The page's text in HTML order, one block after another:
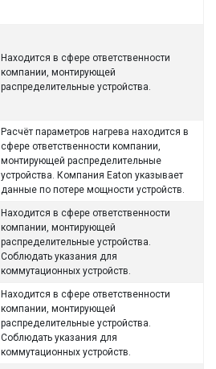
Находится в сфере ответственности
компании, монтирующей
распределительные устройства.
Расчёт параметров нагрева находится в
сфере ответственности компании,
монтирующей распределительные
устройства. Компания Eaton указывает
данные по потере мощности устройств.
Находится в сфере ответственности
компании, монтирующей
распределительные устройства.
Соблюдать указания для
коммутационных устройств.
Находится в сфере ответственности
компании, монтирующей
распределительные устройства.
Соблюдать указания для
коммутационных устройств.